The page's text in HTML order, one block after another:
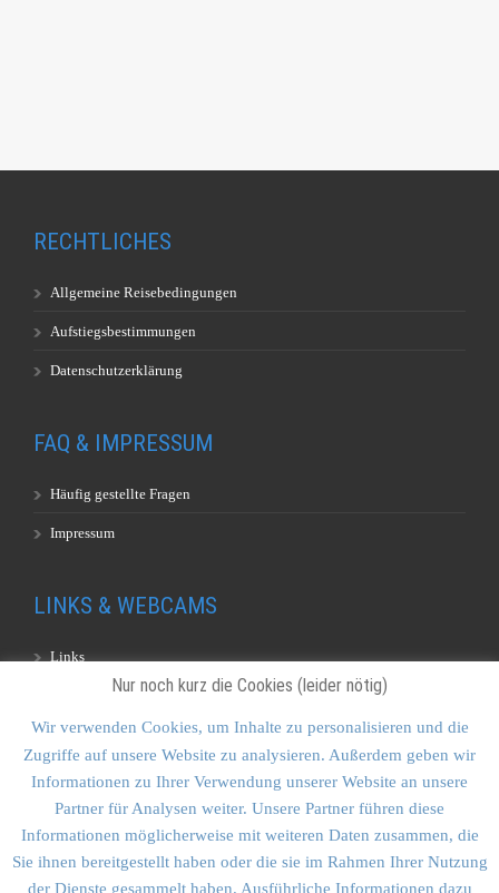
RECHTLICHES
Allgemeine Reisebedingungen
Aufstiegsbestimmungen
Datenschutzerklärung
FAQ & IMPRESSUM
Häufig gestellte Fragen
Impressum
LINKS & WEBCAMS
Links
KONTAKT & SITEMAP
Kontakt
Sitemap
Nur noch kurz die Cookies (leider nötig)
Wir verwenden Cookies, um Inhalte zu personalisieren und die
Zugriffe auf unsere Website zu analysieren. Außerdem geben wir
Informationen zu Ihrer Verwendung unserer Website an unsere
Partner für Analysen weiter. Unsere Partner führen diese
Informationen möglicherweise mit weiteren Daten zusammen, die
Sie ihnen bereitgestellt haben oder die sie im Rahmen Ihrer Nutzung
der Dienste gesammelt haben. Ausführliche Informationen dazu